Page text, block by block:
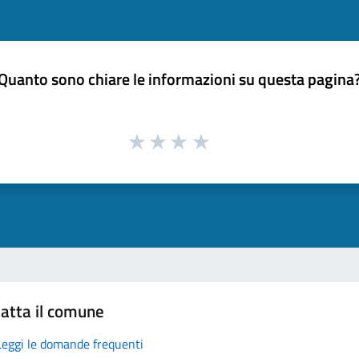
sono chiare le informazioni su questa
il comune
le domande frequenti